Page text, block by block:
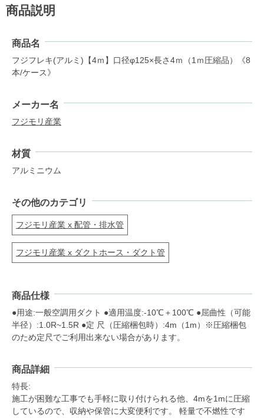
商品説明
商品名
フジフレキ(アルミ)【4ｍ】口径φ125×長さ4ｍ（1ｍ圧縮品）《8
本/ケース》
メーカー名
フジモリ産業
材質
アルミニウム
その他のカテゴリ
フジモリ産業 x 配管・排水管
フジモリ産業 x ダクトホース・ダクト管
商品仕様
●用途:一般空調用ダクト ●適用温度:-10℃＋100℃ ●屈曲性（可能
半径）:1.0R~1.5R ●定 尺（圧縮梱包時）:4m（1m）※圧縮梱包
のため定尺でご利用出来ない場合があります。
商品詳細
特長:
施工が困難な工事でも手軽に取り付けられる他、4mを1mに圧縮
しているので、収納や保管に大変便利です。 軽量で不燃性です